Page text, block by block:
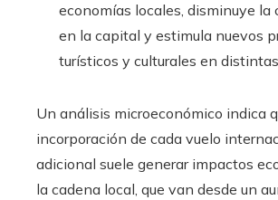
economías locales, disminuye la
en la capital y estimula nuevos
turísticos y culturales en
Un análisis microeconómico indica
incorporación de cada vuelo
adicional suele generar impactos
la cadena local, que van desde un